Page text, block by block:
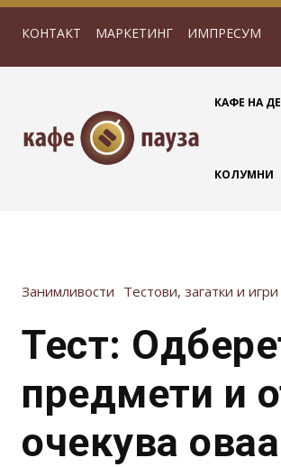
КОНТАКТ МАРКЕТИНГ ИМПРЕСУМ
КАФЕ НА
КОЛУМНИ
Занимливости Тестови, загатки и игри
Тест:
предмети и
очекува